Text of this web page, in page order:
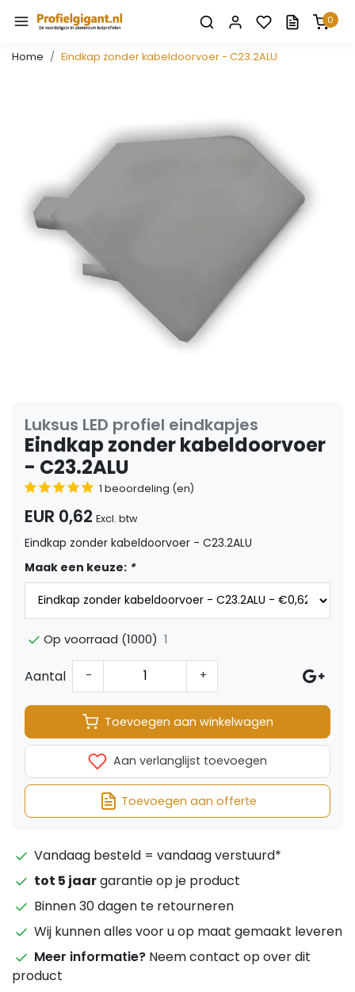
0
Home Eindkap zonder kabeldoorvoer - C23.2ALU
Luksus LED profiel eindkapjes
Eindkap zonder kabeldoorvoer
- C23.2ALU
1 beoordeling (en)
EUR 0,62 Excl. btw
Eindkap zonder kabeldoorvoer - C23.2ALU
Maak een keuze: *
Op voorraad (1000) 1
Aantal - +
Toevoegen aan winkelwagen
Aan verlanglijst toevoegen
Toevoegen aan offerte
Vandaag besteld = vandaag verstuurd*
tot 5 jaargarantie op je product
Binnen 30 dagen te retourneren
Wij kunnen alles voor u op maat gemaakt leveren
Meer informatie? Neem contact op over dit
product